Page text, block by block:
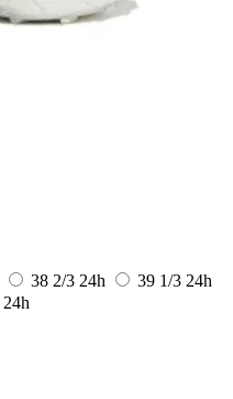
38 2/3 24h 39 1/3 24h
24h